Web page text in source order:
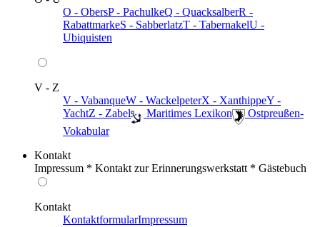
O - ObersP - PachulkeQ - QuacksalberR -
RabattmarkeS - SabberlatzT - TabernakelU -
Ubiquisten
V - Z
V - VabanqueW - WackelpeterX - XanthippeY -
YachtZ - Zabel ️ Maritimes Lexikon
️ Ostpreußen-
Vokabular
Kontakt
Impressum * Kontakt zur Erinnerungswerkstatt * Gästebuch
Kontakt
KontaktformularImpressum